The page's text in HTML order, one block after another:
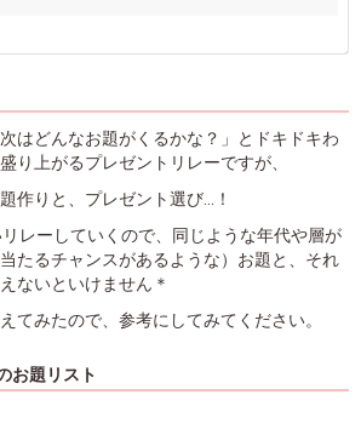
はどんなお題がくるかな？」とドキドキわ
り上がるプレゼントリレーですが、
作りと、プレゼント選び...！
レーしていくので、同じような年代や層が
たるチャンスがあるような）お題と、それ
ないといけません＊
てみたので、参考にしてみてください。
お題リスト